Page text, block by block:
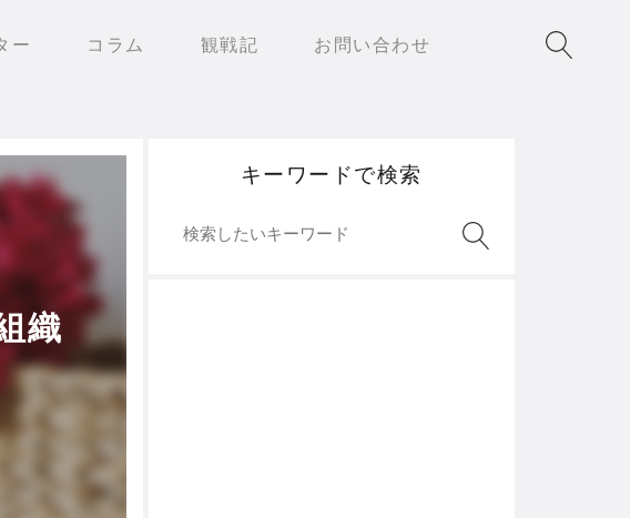
ー コラム 観戦記 お問い合わせ
織
キーワードで検索